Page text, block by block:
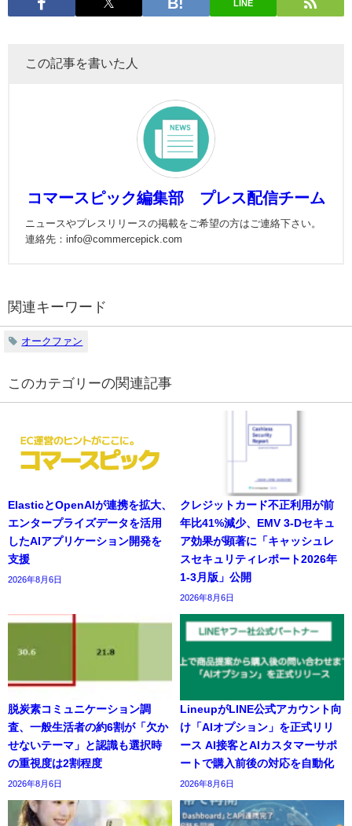
LINE
この記事を書いた人
コマースピック編集部 プレス配信チーム
ニュースやプレスリリースの掲載をご希望の方はご連絡下さい。
連絡先：info@commercepick.com
関連キーワード
オークファン
の関連記事
ElasticとOpenAIが連携を拡大、
エンタープライズデータを活用
したAIアプリケーション開発を
支援
2026年8月6日
クレジットカード不正利用が前
年比41%減少、EMV 3-Dセキュ
ア効果が顕著に「キャッシュレ
スセキュリティレポート2026年
1-3月版」公開
2026年8月6日
脱炭素コミュニケーション調
査、一般生活者の約6割が「欠か
せないテーマ」と認識も選択時
の重視度は2割程度
2026年8月6日
LineupがLINE公式アカウント向
け「AIオプション」を正式リリ
ース AI接客とAIカスタマーサポ
ートで購入前後の対応を自動化
2026年8月6日